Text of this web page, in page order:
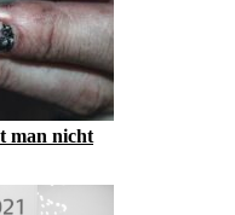
man nicht